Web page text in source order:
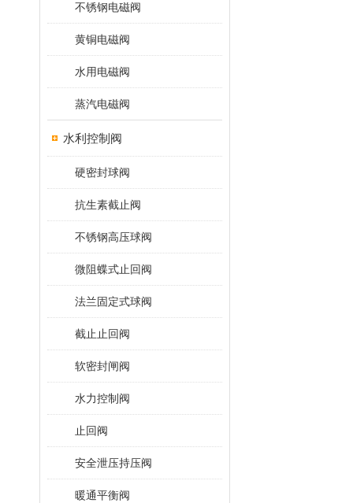
不锈钢电磁阀
黄铜电磁阀
水用电磁阀
蒸汽电磁阀
水利控制阀
硬密封球阀
抗生素截止阀
不锈钢高压球阀
微阻蝶式止回阀
法兰固定式球阀
截止止回阀
软密封闸阀
水力控制阀
止回阀
安全泄压持压阀
暖通平衡阀